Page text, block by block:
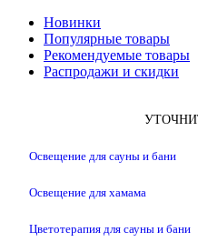
Новинки
Популярные товары
Рекомендуемые товары
Распродажи и скидки
Освещение для сауны и бани
Освещение для хамама
Цветотерапия для сауны и бани